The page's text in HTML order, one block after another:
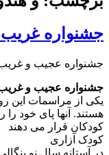
جشنواره غریب
جشنواره عجیب و غریب
جشنواره عجیب و
یکی از مراسمات این
هستند. آنها پای خود
کودکان قرار می دهند
کودک آزاری
در آستانه سال نو